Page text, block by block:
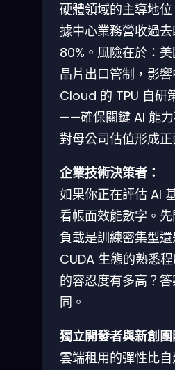
硬體領域的主導地
據中心業務營收過
80%。風險在於：
晶片出口管制，影
Cloud 的 TPU 自研
——確保關鍵 AI 能
對母公司估值形成正
企業技術決策者：
如果你正在評估 AI
看帳面效能數字。
負載是訓練密集型
CUDA 生態的熟悉
的容忍度有多高？
同。
獨立開發者與新創團
雲端租用的彈性比